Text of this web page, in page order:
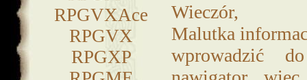
RPGVXAce
RPGVX
RPGXP
Wieczór,
Malutka
wprowadzić